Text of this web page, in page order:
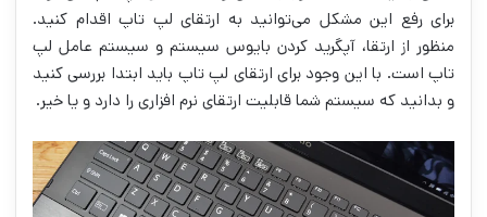
برای رفع این مشکل می‌توانید به ارتقای لپ تاپ اقدام کنید.
منظور از ارتقا، آپگرید کردن بایوس سیستم و سیستم عامل لپ
تاپ است. با این وجود برای ارتقای لپ تاپ باید ابتدا بررسی کنید
و بدانید که سیستم شما قابلیت ارتقای نرم افزاری را دارد و یا خیر.